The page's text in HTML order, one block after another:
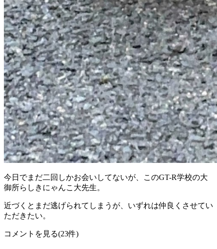
今日でまだ二回しかお会いしてないが、このGT-R学校の大
御所らしきにゃんこ大先生。
近づくとまだ逃げられてしまうが、いずれは仲良くさせてい
ただきたい。
コメントを見る(23件)